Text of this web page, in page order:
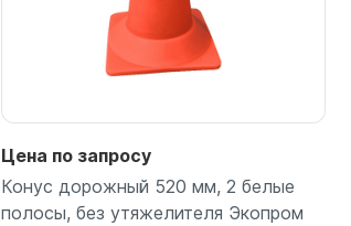
Емкости для воды 240 литров
Емкости для воды 200 литров
Емкости для воды 100 литров
Цена по запросу
Конус дорожный 520 мм, 2 белые
полосы, без утяжелителя Экопром